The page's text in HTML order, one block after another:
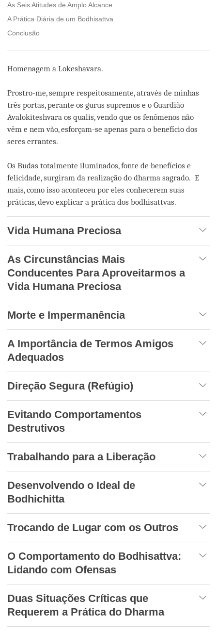
As Seis Atitudes de Amplo Alcance
A Prática Diária de um Bodhisattva
Conclusão
Homenagem a Lokeshavara.
Prostro-me, sempre respeitosamente, através de minhas
três portas, perante os gurus supremos e o Guardião
Avalokiteshvara os qualis, vendo que os fenômenos não
vêm e nem vão, esforçam-se apenas para o benefício dos
seres errantes.
Os Budas totalmente iluminados, fonte de benefícios e
felicidade, surgiram da realização do dharma sagrado. E
mais, como isso aconteceu por eles conhecerem suas
práticas, devo explicar a prática dos bodhisattvas.
Vida Humana Preciosa
As Circunstâncias Mais
Conducentes Para Aproveitarmos a
Vida Humana Preciosa
Morte e Impermanência
A Importância de Termos Amigos
Adequados
Direção Segura (Refúgio)
Evitando Comportamentos
Destrutivos
Trabalhando para a Liberação
Desenvolvendo o Ideal de
Bodhichitta
Trocando de Lugar com os Outros
O Comportamento do Bodhisattva:
Lidando com Ofensas
Duas Situações Críticas que
Requerem a Prática do Dharma